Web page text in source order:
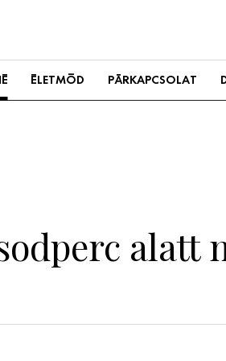
ÉLETMÓD PÁRKAPCSOLAT
alatt